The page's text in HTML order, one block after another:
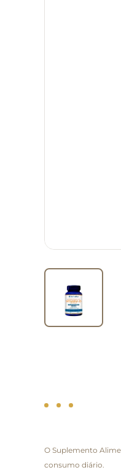
O Suplemento
consumo diário.